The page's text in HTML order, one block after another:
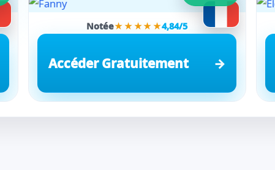
Notée★★★★★4,84/5
Accéder Gratuitement